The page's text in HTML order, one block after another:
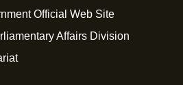
Official Web Site
Affairs Division